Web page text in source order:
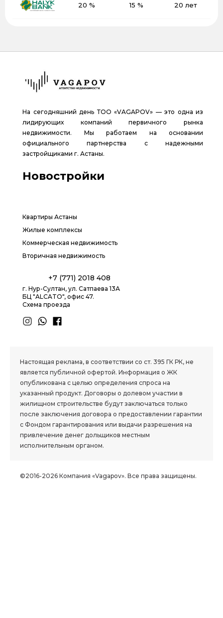
20 % 15 % 20 лет
На сегодняшний день ТОО «VAGAPOV» — это одна из
лидирующих компаний первичного рынка
недвижимости. Мы работаем на основании
официального партнерства с надежными
застройщиками г. Астаны.
Новостройки
Квартиры Астаны
Жилые комплексы
Коммерческая недвижимость
Вторичная недвижимость
+7 (771) 2018 408
г. Нур-Султан, ул. Сатпаева 13А
БЦ "ALCATO", офис 47.
Схема проезда
Настоящая реклама, в соответствии со ст. 395 ГК РК, не
является публичной офертой. Информация о ЖК
опубликована с целью определения спроса на
указанный продукт. Договоры о долевом участии в
жилищном строительстве будут заключаться только
после заключения договора о предоставлении гарантии
с Фондом гарантирования или выдачи разрешения на
привлечение денег дольщиков местным
исполнительным органом.
©2016-2026 Компания «Vagapov». Все права защищены.